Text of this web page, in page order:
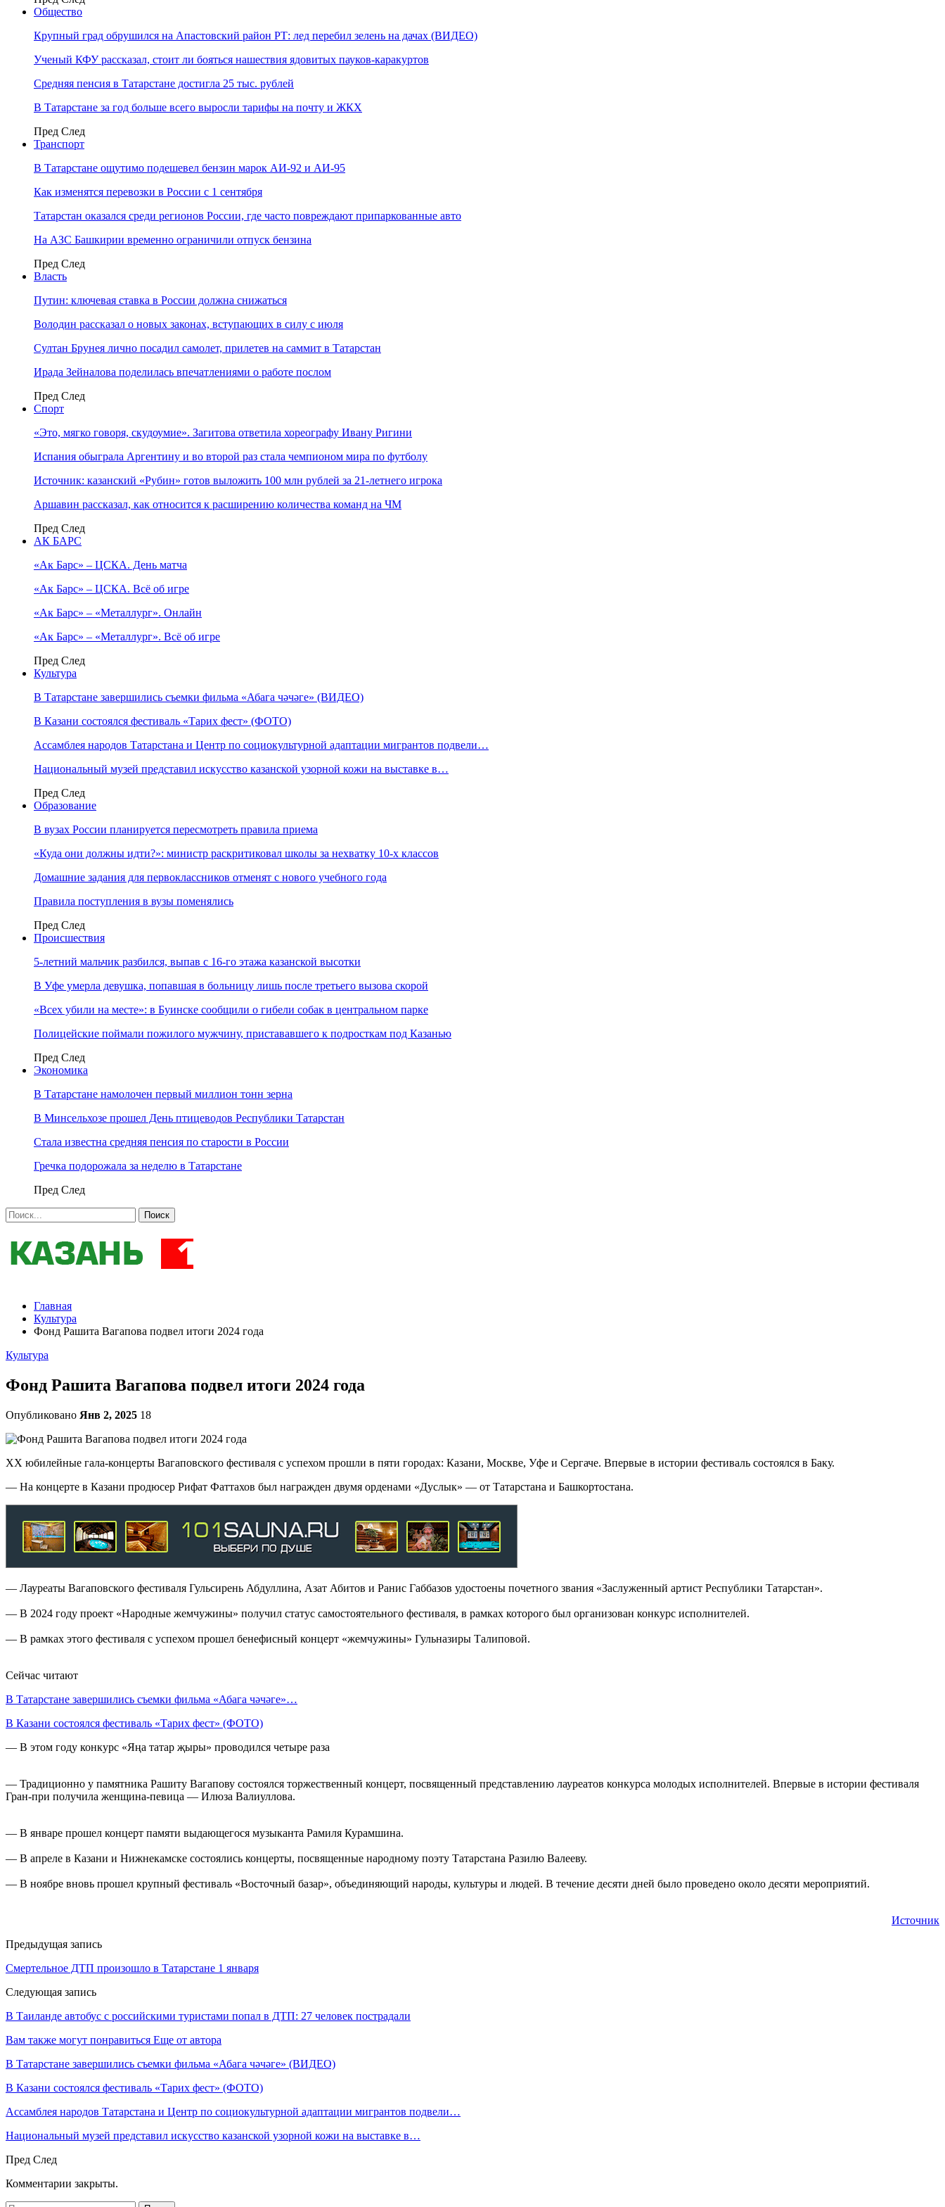
Общество
Крупный град обрушился на Апастовский район РТ: лед перебил зелень на дачах (ВИДЕО)
Ученый КФУ рассказал, стоит ли бояться нашествия ядовитых пауков-каракуртов
Средняя пенсия в Татарстане достигла 25 тыс. рублей
В Татарстане за год больше всего выросли тарифы на почту и ЖКХ
Пред След
Транспорт
В Татарстане ощутимо подешевел бензин марок АИ-92 и АИ-95
Как изменятся перевозки в России с 1 сентября
Татарстан оказался среди регионов России, где часто повреждают припаркованные авто
На АЗС Башкирии временно ограничили отпуск бензина
Пред След
Власть
Путин: ключевая ставка в России должна снижаться
Володин рассказал о новых законах, вступающих в силу с июля
Султан Брунея лично посадил самолет, прилетев на саммит в Татарстан
Ирада Зейналова поделилась впечатлениями о работе послом
Пред След
Спорт
«Это, мягко говоря, скудоумие». Загитова ответила хореографу Ивану Ригини
Испания обыграла Аргентину и во второй раз стала чемпионом мира по футболу
Источник: казанский «Рубин» готов выложить 100 млн рублей за 21-летнего игрока
Аршавин рассказал, как относится к расширению количества команд на ЧМ
Пред След
АК БАРС
«Ак Барс» – ЦСКА. День матча
«Ак Барс» – ЦСКА. Всё об игре
«Ак Барс» – «Металлург». Онлайн
«Ак Барс» – «Металлург». Всё об игре
Пред След
Культура
В Татарстане завершились съемки фильма «Абага чәчәге» (ВИДЕО)
В Казани состоялся фестиваль «Тарих фест» (ФОТО)
Ассамблея народов Татарстана и Центр по социокультурной адаптации мигрантов подвели…
Национальный музей представил искусство казанской узорной кожи на выставке в…
Пред След
Образование
В вузах России планируется пересмотреть правила приема
«Куда они должны идти?»: министр раскритиковал школы за нехватку 10-х классов
Домашние задания для первоклассников отменят с нового учебного года
Правила поступления в вузы поменялись
Пред След
Происшествия
5-летний мальчик разбился, выпав с 16-го этажа казанской высотки
В Уфе умерла девушка, попавшая в больницу лишь после третьего вызова скорой
«Всех убили на месте»: в Буинске сообщили о гибели собак в центральном парке
Полицейские поймали пожилого мужчину, пристававшего к подросткам под Казанью
Пред След
Экономика
В Татарстане намолочен первый миллион тонн зерна
В Минсельхозе прошел День птицеводов Республики Татарстан
Стала известна средняя пенсия по старости в России
Гречка подорожала за неделю в Татарстане
Пред След
Главная
Культура
Фонд Рашита Вагапова подвел итоги 2024 года
Культура
Фонд Рашита Вагапова подвел итоги 2024 года
Опубликовано Янв 2, 2025 18
XX юбилейные гала-концерты Вагаповского фестиваля с успехом прошли в пяти городах: Казани, Москве, Уфе и Сергаче. Впервые в истории фестиваль состоялся в Баку.
— На концерте в Казани продюсер Рифат Фаттахов был награжден двумя орденами «Дуслык» — от Татарстана и Башкортостана.
— Лауреаты Вагаповского фестиваля Гульсирень Абдуллина, Азат Абитов и Ранис Габбазов удостоены почетного звания «Заслуженный артист Республики Татарстан».
— В 2024 году проект «Народные жемчужины» получил статус самостоятельного фестиваля, в рамках которого был организован конкурс исполнителей.
— В рамках этого фестиваля с успехом прошел бенефисный концерт «жемчужины» Гульназиры Талиповой.
Сейчас читают
В Татарстане завершились съемки фильма «Абага чәчәге»…
В Казани состоялся фестиваль «Тарих фест» (ФОТО)
— В этом году конкурс «Яңа татар җыры» проводился четыре раза
— Традиционно у памятника Рашиту Вагапову состоялся торжественный концерт, посвященный представлению лауреатов конкурса молодых исполнителей. Впервые в истории фестиваля
Гран-при получила женщина-певица — Илюза Валиуллова.
— В январе прошел концерт памяти выдающегося музыканта Рамиля Курамшина.
— В апреле в Казани и Нижнекамске состоялись концерты, посвященные народному поэту Татарстана Разилю Валееву.
— В ноябре вновь прошел крупный фестиваль «Восточный базар», объединяющий народы, культуры и людей. В течение десяти дней было проведено около десяти мероприятий.
Источник
Предыдущая запись
Смертельное ДТП произошло в Татарстане 1 января
Следующая запись
В Таиланде автобус с российскими туристами попал в ДТП: 27 человек пострадали
Вам также могут понравиться Еще от автора
В Татарстане завершились съемки фильма «Абага чәчәге» (ВИДЕО)
В Казани состоялся фестиваль «Тарих фест» (ФОТО)
Ассамблея народов Татарстана и Центр по социокультурной адаптации мигрантов подвели…
Национальный музей представил искусство казанской узорной кожи на выставке в…
Пред След
Комментарии закрыты.